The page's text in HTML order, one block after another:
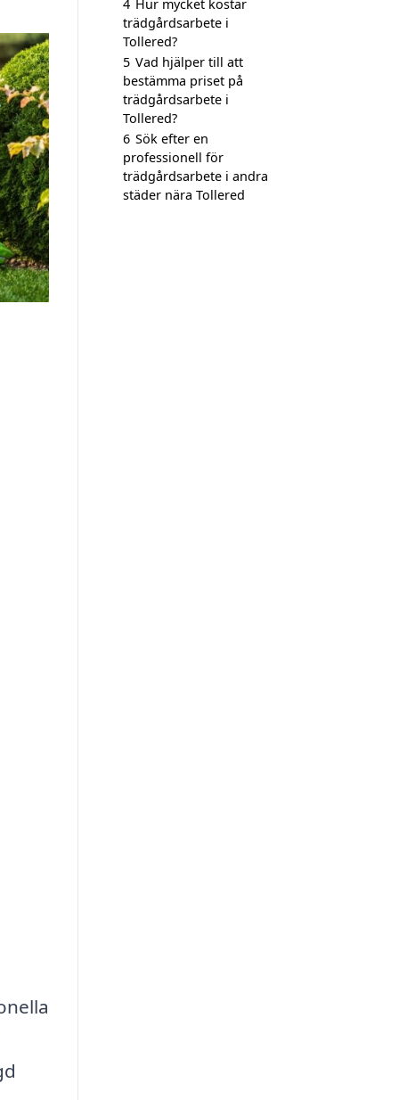
4 Hur mycket kostar
trädgårdsarbete i
Tollered?
5 Vad hjälper till att
bestämma priset på
trädgårdsarbete i
Tollered?
6 Sök efter en
professionell för
trädgårdsarbete i andra
städer nära Tollered